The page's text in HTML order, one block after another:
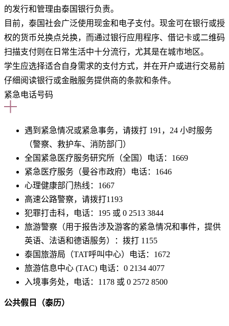
的发行和管理由泰国银行负责。
目前，泰国社会广泛使用现金和电子支付。现金可在银行或授
权的货币兑换点兑换，而通过银行应用程序、借记卡或二维码
扫描支付则在日常生活中十分流行，尤其是在城市地区。
学生应选择适合自身需求的支付方式，并在开户或进行交易前
仔细阅读银行或金融服务提供商的条款和条件。
紧急电话号码
遇到紧急情况或紧急事务，请拨打 191，24 小时服务
（警察、救护车、消防部门）
全国紧急医疗服务研究所（全国）电话：1669
紧急医疗服务（曼谷市政府）电话：1646
心理健康部门热线：166​​7
高速公路警察，请拨打1193
犯罪打击科，电话：195 或 0 2513 3844
旅游警察（用于报告涉及游客的紧急情况和事件，提供
英语、法语和德语服务）：拨打 1155
泰国旅游局（TAT呼叫中心）电话：1672
旅游信息中心 (TAC) 电话：0 2134 4077
入境事务处，电话：1178 或 0 2572 8500
公共假日（泰历）